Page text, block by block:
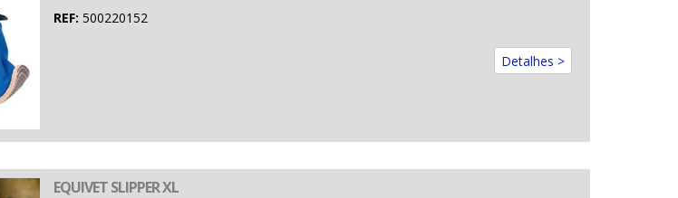
REF: 500220152
Detalhes >
EQUIVET SLIPPER XL